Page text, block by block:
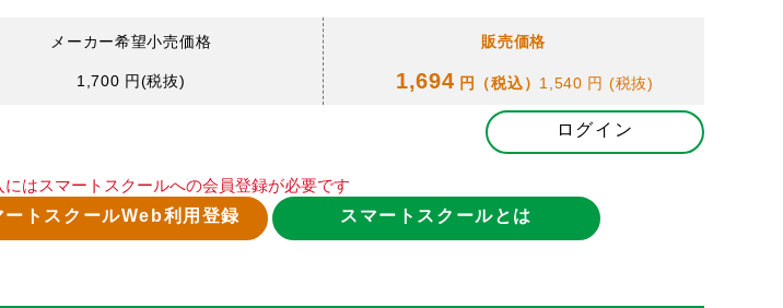
メーカー希望小売価格
1,700 円(税抜)
販売価格
1,694 円（税込） 1,540 円 (税抜)
ログイン
はスマートスクールへの会員登録が必要です
ートスクールWeb利用登録
スマートスクールとは